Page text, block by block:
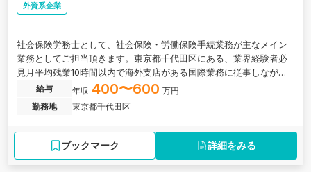
外資系企業
社会保険労務士として、社会保険・労働保険手続業務が主なメイン
業務としてご担当頂きます。東京都千代田区にある、業界経験者必
見月平均残業10時間以内で海外支店がある国際業務に従事しながら
ワークライフバランスを保てる社労士法人の求人です。
給与 年収 400〜600 万円
勤務地
東京都千代田区
ブックマーク 詳細をみる